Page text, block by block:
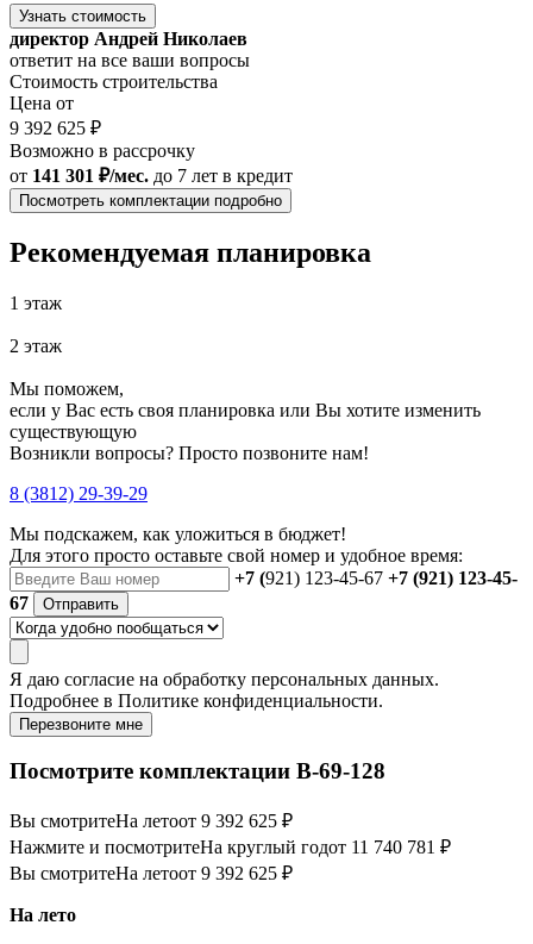
Узнать стоимость
директор Андрей Николаев
ответит на все ваши вопросы
Стоимость строительства
Цена от
9 392 625 ₽
Возможно в рассрочку
от 141 301 ₽/мес. до 7 лет в кредит
Посмотреть комплектации подробно
Рекомендуемая планировка
1 этаж
2 этаж
Мы поможем,
если у Вас есть своя планировка или Вы хотите изменить
существующую
Возникли вопросы? Просто позвоните нам!
8 (3812) 29-39-29
Мы подскажем, как уложиться в бюджет!
Для этого просто оставьте свой номер и удобное время:
+7 (921) 123-45-67 +7 (921) 123-45-
67
Отправить
Я даю согласие на обработку персональных данных.
Подробнее в Политике конфиденциальности.
Перезвоните мне
Посмотрите комплектации В-69-128
Вы смотритеНа летоот 9 392 625 ₽
Нажмите и посмотритеНа круглый годот 11 740 781 ₽
Вы смотритеНа летоот 9 392 625 ₽
На лето